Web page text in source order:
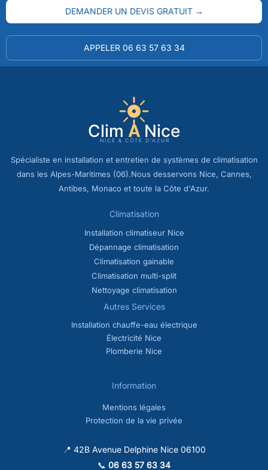
DEMANDER UN DEVIS GRATUIT →
APPELER 06 63 57 63 34
Spécialiste en installation et entretien de systèmes de climatisation
dans les Alpes-Maritimes (06).Nous desservons Nice, Cannes,
Antibes, Monaco et toute la Côte d'Azur.
Climatisation
Installation climatiseur Nice
Dépannage climatisation
Climatisation gainable
Climatisation multi-split
Nettoyage climatisation
Autres Services
Installation chauffe-eau électrique
Électricité Nice
Plomberie Nice
Information
Mentions légales
Protection de la vie privée
📍 42B Avenue Delphine Nice 06100
📞 06 63 57 63 34